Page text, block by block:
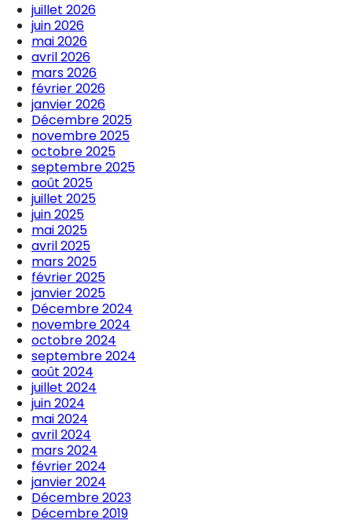
juillet 2026
juin 2026
mai 2026
avril 2026
mars 2026
février 2026
janvier 2026
Décembre 2025
novembre 2025
octobre 2025
septembre 2025
août 2025
juillet 2025
juin 2025
mai 2025
avril 2025
mars 2025
février 2025
janvier 2025
Décembre 2024
novembre 2024
octobre 2024
septembre 2024
août 2024
juillet 2024
juin 2024
mai 2024
avril 2024
mars 2024
février 2024
janvier 2024
Décembre 2023
Décembre 2019